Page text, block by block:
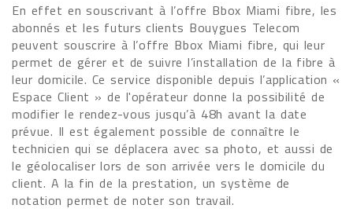
En effet en souscrivant à l’offre Bbox Miami fibre, les
abonnés et les futurs clients Bouygues Telecom
peuvent souscrire à l’offre Bbox Miami fibre, qui leur
permet de gérer et de suivre l’installation de la fibre à
leur domicile. Ce service disponible depuis l’application «
Espace Client » de l'opérateur donne la possibilité de
modifier le rendez-vous jusqu’à 48h avant la date
prévue. Il est également possible de connaître le
technicien qui se déplacera avec sa photo, et aussi de
le géolocaliser lors de son arrivée vers le domicile du
client. A la fin de la prestation, un système de
notation permet de noter son travail.